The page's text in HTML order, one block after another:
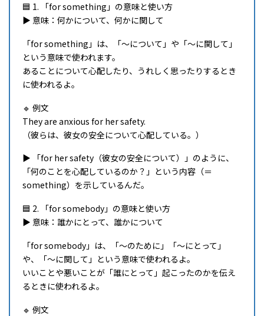
🟦 1. 「for something」の意味と使い方
▶ 意味：何かについて、何かに関して
「for something」は、「〜について」や「〜に関して」
という意味で使われます。
あることについて心配したり、うれしく思ったりするとき
に使われるよ。
🔹 例文
They are anxious for her safety.
（彼らは、彼女の安全について心配している。）
▶ 「for her safety（彼女の安全について）」のように、
「何のことを心配しているのか？」という内容（＝
something）を示しているんだ。
🟦 2. 「for somebody」の意味と使い方
▶ 意味：誰かにとって、誰かについて
「for somebody」は、「〜のために」「〜にとって」
や、「〜に関して」という意味で使われるよ。
いいことや悪いことが「誰にとって」起こったのかを伝え
るときに使われるよ。
🔹 例文